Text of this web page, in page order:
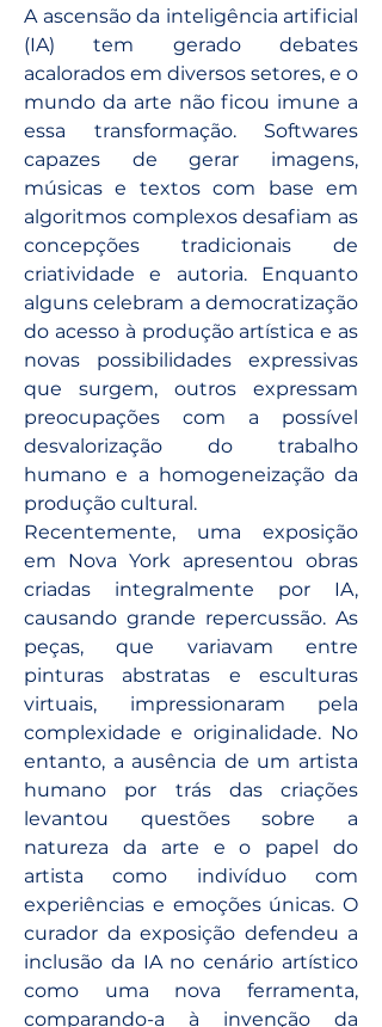
A ascensão da inteligência artificial
(IA) tem gerado debates
acalorados em diversos setores, e o
mundo da arte não ficou imune a
essa transformação. Softwares
capazes de gerar imagens,
músicas e textos com base em
algoritmos complexos desafiam as
concepções tradicionais de
criatividade e autoria. Enquanto
alguns celebram a democratização
do acesso à produção artística e as
novas possibilidades expressivas
que surgem, outros expressam
preocupações com a possível
desvalorização do trabalho
humano e a homogeneização da
produção cultural.
Recentemente, uma exposição
em Nova York apresentou obras
criadas integralmente por IA,
causando grande repercussão. As
peças, que variavam entre
pinturas abstratas e esculturas
virtuais, impressionaram pela
complexidade e originalidade. No
entanto, a ausência de um artista
humano por trás das criações
levantou questões sobre a
natureza da arte e o papel do
artista como indivíduo com
experiências e emoções únicas. O
curador da exposição defendeu a
inclusão da IA no cenário artístico
como uma nova ferramenta,
comparando-a à invenção da